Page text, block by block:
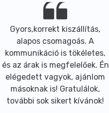
Gyors,korrekt kiszállítás,
alapos csomagoás. A
kommunikáció is tökéletes,
és az árak is megfelelőek. Én
elégedett vagyok, ajánlom
másoknak is! Gratulálok,
további sok sikert kívánok!